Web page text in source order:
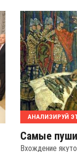
АНАЛИЗИРУЙ
Самые
Вхождение